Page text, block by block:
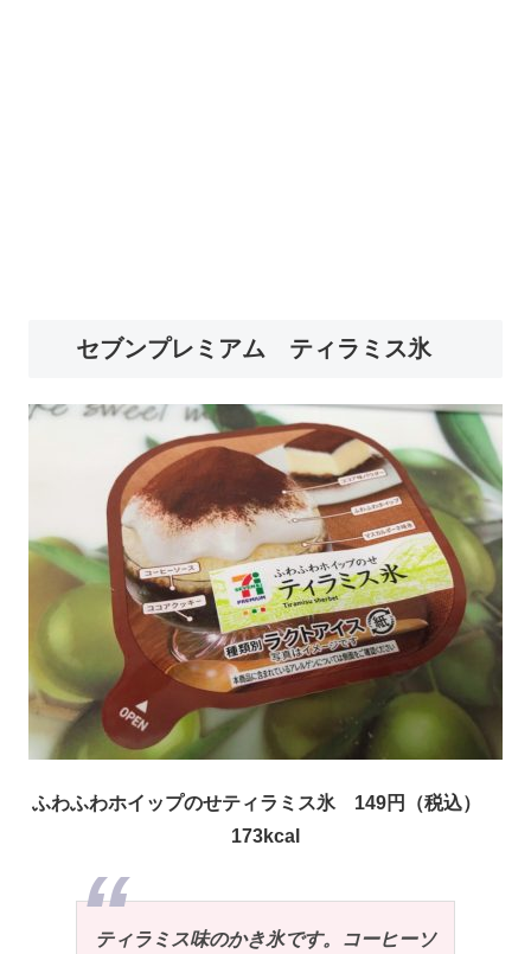
セブンプレミアム ティラミス氷
ふわふわホイップのせティラミス氷 149円（税込）
173kcal
ティラミス味のかき氷です。コーヒーソ